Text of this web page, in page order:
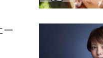
一